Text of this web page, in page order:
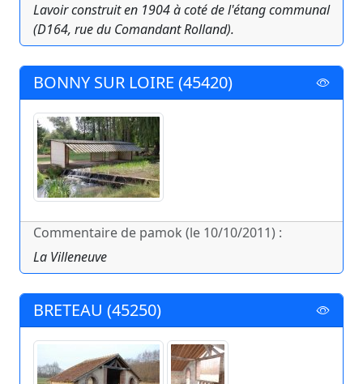
Lavoir construit en 1904 à coté de l'étang communal
(D164, rue du Comandant Rolland).
BONNY SUR LOIRE (45420)
Commentaire de pamok (le 10/10/2011) :
La Villeneuve
BRETEAU (45250)